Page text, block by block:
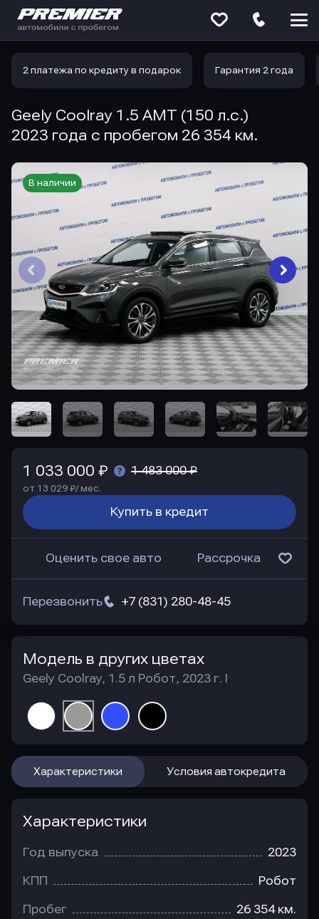
2 платежа по кредиту в подарок Гарантия 2 года
Geely Coolray 1.5 AMT (150 л.с.)
2023 года с пробегом 26 354 км.
В наличии
1 033 000 ₽ 1 483 000 ₽
от 13 029 ₽/ мес.
Купить в кредит
Оценить свое авто Рассрочка
+7 (831) 280-48-45
Перезвонить
Модель в других цветах
Geely Coolray, 1.5 л Робот, 2023 г. I
Характеристики Условия автокредита
Характеристики
Год выпуска 2023
КПП Робот
Пробег 26 354 км.